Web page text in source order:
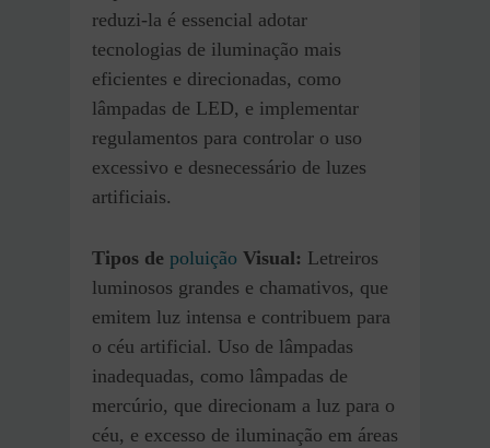
reduzi-la é essencial adotar
tecnologias de iluminação mais
eficientes e direcionadas, como
lâmpadas de LED, e implementar
regulamentos para controlar o uso
excessivo e desnecessário de luzes
artificiais.
Tipos de poluição Visual: Letreiros
luminosos grandes e chamativos, que
emitem luz intensa e contribuem para
o céu artificial. Uso de lâmpadas
inadequadas, como lâmpadas de
mercúrio, que direcionam a luz para o
céu, e excesso de iluminação em áreas